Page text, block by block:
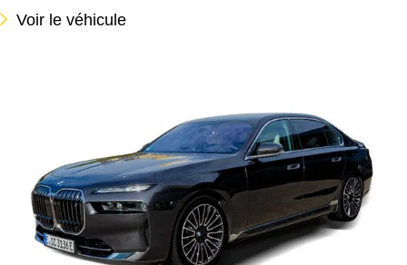
Voir le véhicule